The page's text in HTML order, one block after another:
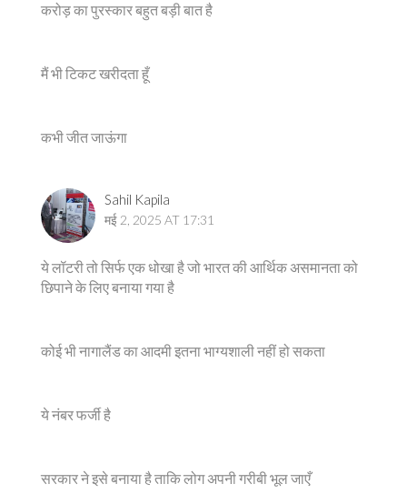
करोड़ का पुरस्कार बहुत बड़ी बात है
मैं भी टिकट खरीदता हूँ
कभी जीत जाऊंगा
Sahil Kapila
मई 2, 2025 AT 17:31
ये लॉटरी तो सिर्फ एक धोखा है जो भारत की आर्थिक असमानता को
छिपाने के लिए बनाया गया है
कोई भी नागालैंड का आदमी इतना भाग्यशाली नहीं हो सकता
ये नंबर फर्जी है
सरकार ने इसे बनाया है ताकि लोग अपनी गरीबी भूल जाएँ